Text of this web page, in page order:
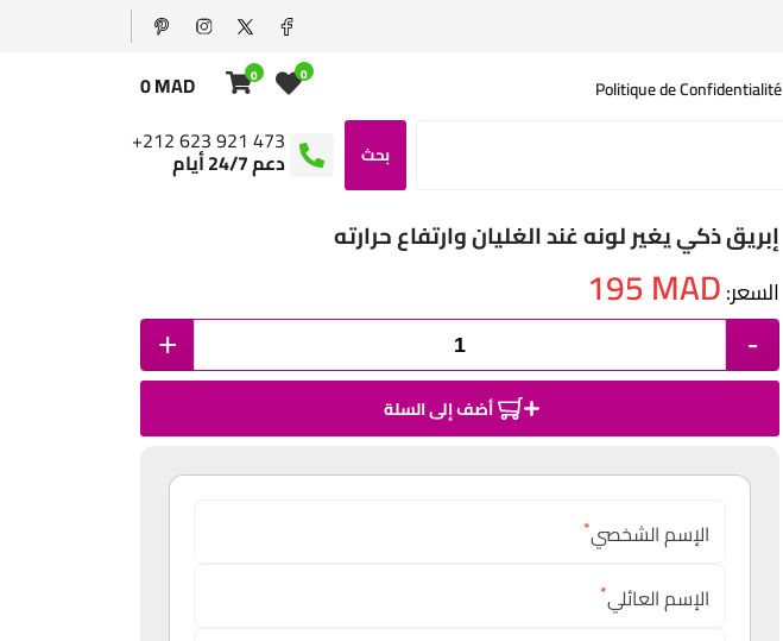
Politique de Confidentialité
0
0
0 MAD
بحث +212 623 921 473
دعم 24/7 أيام
إبريق ذكي يغير لونه غند الغليان وارتفاع حرارته
السعر: 195MAD
-
+
أضف إلى السلة
الإسم الشخصي*
الإسم العائلي*